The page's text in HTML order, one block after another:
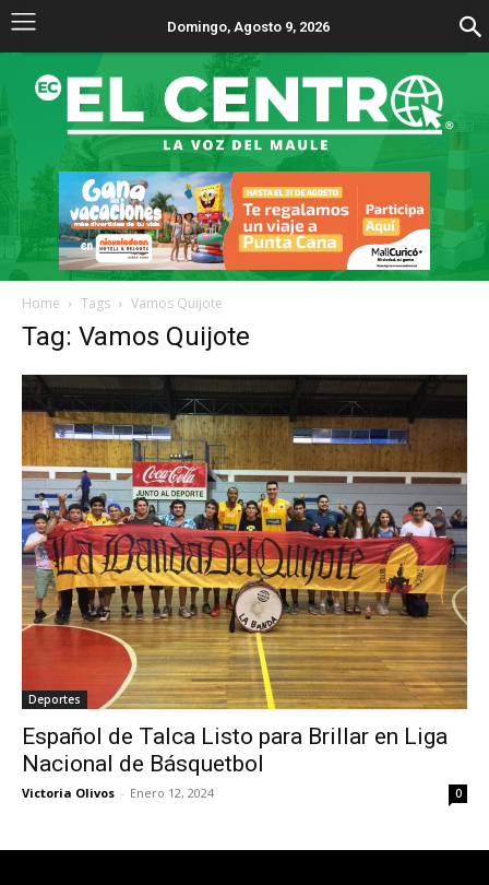
Domingo, Agosto 9, 2026
Home Tags Vamos Quijote
Tag: Vamos Quijote
Deportes
Español de Talca Listo para Brillar en Liga
Nacional de Básquetbol
Victoria Olivos - Enero 12, 2024 0